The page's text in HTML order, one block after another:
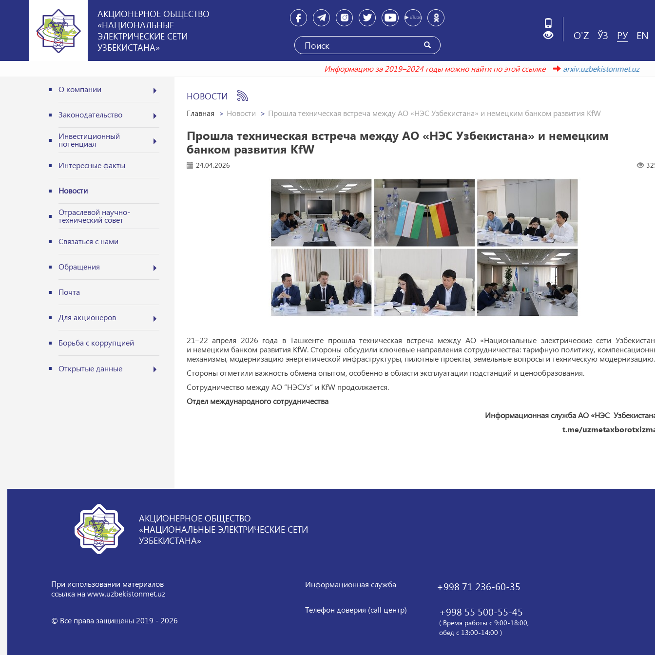
АКЦИОНЕРНОЕ ОБЩЕСТВО
«НАЦИОНАЛЬНЫЕ
ЭЛЕКТРИЧЕСКИЕ СЕТИ
УЗБЕКИСТАНА»
O'Z ЎЗ РУ EN
Информацию за 2019–2024 годы можно найти по этой ссылке
arxiv.uzbekistonmet.uz
О компании
Законодательство
Инвестиционный
потенциал
Интересные факты
Новости
Отраслевой научно-
технический совет
Связаться с нами
Обращения
Почта
Для акционеров
Борьба с коррупцией
Открытые данные
НОВОСТИ
Главная Новости Прошла техническая встреча между АО «НЭС Узбекистана» и немецким банком развития KfW
Прошла техническая встреча между АО «НЭС Узбекистана» и немецким
банком развития KfW
24.04.2026
21–22 апреля 2026 года в Ташкенте прошла техническая встреча между АО «Национальные электрические сети
и немецким банком развития KfW. Стороны обсудили ключевые направления сотрудничества: тарифную политику,
механизмы, модернизацию энергетической инфраструктуры, пилотные проекты, земельные вопросы и техническую модернизацию.
Стороны отметили важность обмена опытом, особенно в области эксплуатации подстанций и ценообразования.
Сотрудничество между АО “НЭСУз” и KfW продолжается.
Отдел международного сотрудничества
Информационная служба АО «НЭС
t.me/
АКЦИОНЕРНОЕ ОБЩЕСТВО
«НАЦИОНАЛЬНЫЕ ЭЛЕКТРИЧЕСКИЕ СЕТИ
УЗБЕКИСТАНА»
При использовании материалов
ссылка на www.uzbekistonmet.uz
© Все права защищены 2019 - 2026
Информационная служба +998 71 236-60-35
Телефон доверия (call центр) +998 55 500-55-45
( Время работы с 9:00-18:00,
обед с 13:00-14:00 )